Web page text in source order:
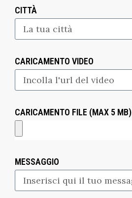
CITTÀ
CARICAMENTO VIDEO
CARICAMENTO FILE (MAX 5 MB)
MESSAGGIO